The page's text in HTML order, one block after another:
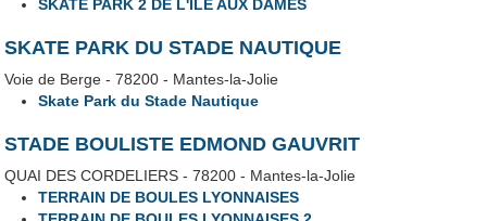
SKATE PARK 2 DE L'ILE AUX DAMES
SKATE PARK DU STADE NAUTIQUE
Voie de Berge - 78200 - Mantes-la-Jolie
Skate Park du Stade Nautique
STADE BOULISTE EDMOND GAUVRIT
QUAI DES CORDELIERS - 78200 - Mantes-la-Jolie
TERRAIN DE BOULES LYONNAISES